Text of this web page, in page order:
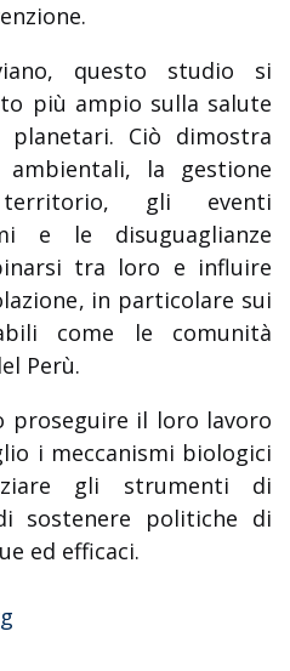
questo studio si
più ampio sulla salute
Ciò dimostra
la gestione
gli eventi
e le disuguaglianze
tra loro e influire
in particolare sui
come le comunità
Perù.
proseguire il loro lavoro
i meccanismi biologici
gli strumenti di
sostenere politiche di
ed efficaci.